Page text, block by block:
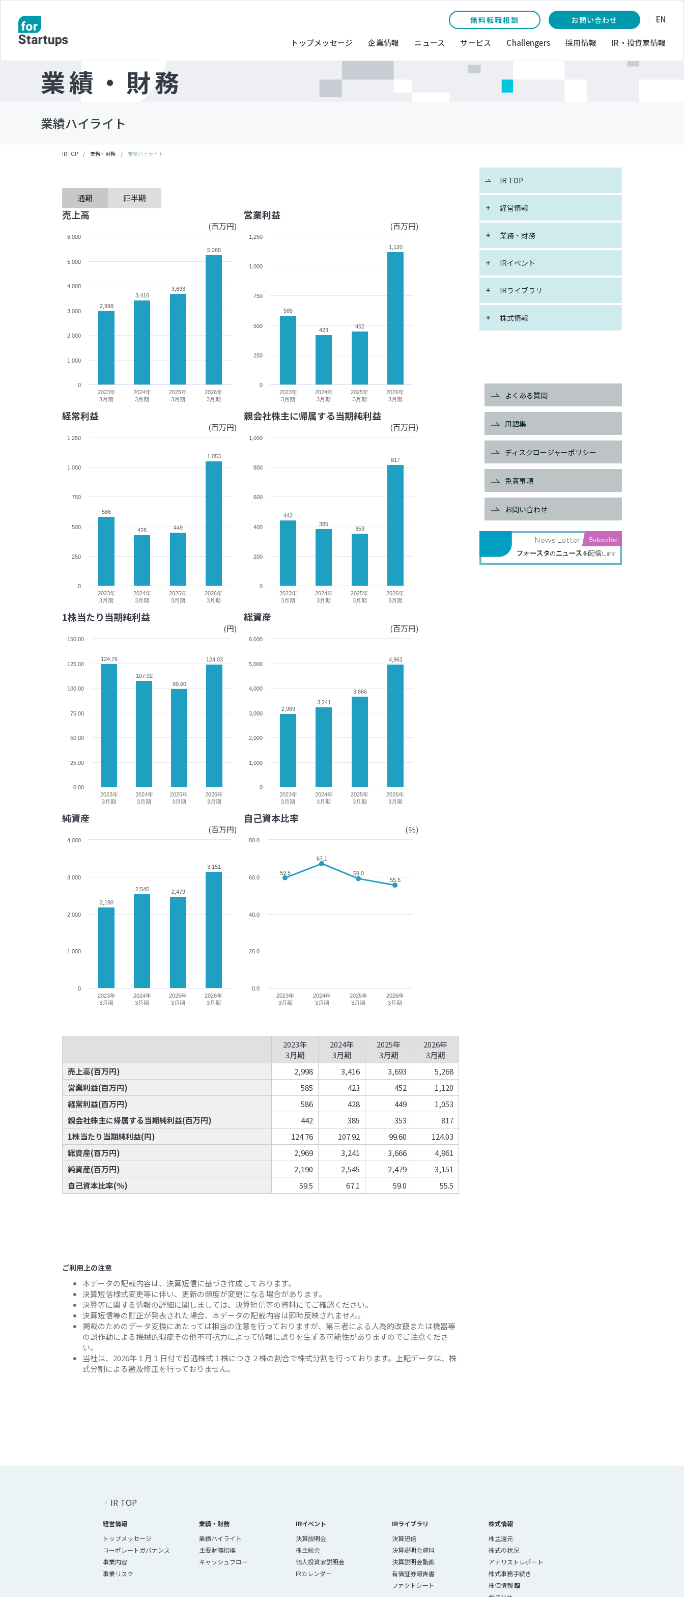
無料転職相談 お問い合わせ EN
トップメッセージ 企業情報 ニュース サービス Challengers 採用情報 IR・投資家情報
業績・財務
業績ハイライト
IR TOP / 業務・財務 / 業績ハイライト
通期 四半期
売上高
(百万円)
2,998
2,998
3,416
3,416
3,693
3,693
5,268
5,268
2023年
3月期
2024年
3月期
2025年
3月期
2026年
3月期
0
1,000
2,000
3,000
4,000
5,000
6,000
営業利益
(百万円)
585
585
423
423
452
452
1,120
1,120
2023年
3月期
2024年
3月期
2025年
3月期
2026年
3月期
0
250
500
750
1,000
1,250
経常利益
(百万円)
586
586
428
428 449
449
1,053
1,053
2023年
3月期
2024年
3月期
2025年
3月期
2026年
3月期
0
250
500
750
1,000
1,250
親会社株主に帰属する当期純利益
(百万円)
442
442
385
385
353
353
817
817
2023年
3月期
2024年
3月期
2025年
3月期
2026年
3月期
0
200
400
600
800
1,000
1株当たり当期純利益
(円)
124.76
124.76
107.92
107.92
99.60
99.60
124.03
124.03
2023年
3月期
2024年
3月期
2025年
3月期
2026年
3月期
0.00
25.00
50.00
75.00
100.00
125.00
150.00
総資産
(百万円)
2,969
2,969
3,241
3,241
3,666
3,666
4,961
4,961
2023年
3月期
2024年
3月期
2025年
3月期
2026年
3月期
0
1,000
2,000
3,000
4,000
5,000
6,000
純資産
(百万円)
2,190
2,190
2,545
2,545 2,479
2,479
3,151
3,151
2023年
3月期
2024年
3月期
2025年
3月期
2026年
3月期
0
1,000
2,000
3,000
4,000
自己資本比率
(％)
59.5
59.5
67.1
67.1
59.0
59.0
55.5
55.5
2023年
3月期
2024年
3月期
2025年
3月期
2026年
3月期
0.0
20.0
40.0
60.0
80.0
2023年
3月期
2024年
3月期
2025年
3月期
2026年
3月期
売上高(百万円)
2,998 3,416 3,693
5,268
営業利益(百万円)
585 423 452
1,120
経常利益(百万円)
586 428 449
1,053
親会社株主に帰属する当期純利益(百万円)
442 385 353
817
1株当たり当期純利益(円)
124.76 107.92 99.60
124.03
総資産(百万円)
2,969 3,241 3,666
4,961
純資産(百万円)
2,190 2,545 2,479
3,151
自己資本比率(％)
59.5 67.1 59.0 55.5
ご利用上の注意
本データの記載内容は、決算短信に基づき作成しております。
決算短信様式変更等に伴い、更新の頻度が変更になる場合があります。
決算等に関する情報の詳細に関しましては、決算短信等の資料にてご確認ください。
決算短信等の訂正が発表された場合、本データの記載内容は即時反映されません。
掲載のためのデータ変換にあたっては相当の注意を行っておりますが、第三者による人為的改竄または機器等
の誤作動による機械的瑕疵その他不可抗力によって情報に誤りを生ずる可能性がありますのでご注意くださ
い。
当社は、2026年１月１日付で普通株式１株につき２株の割合で株式分割を行っております。上記データは、株
式分割による遡及修正を行っておりません。
IR TOP
経営情報
業務・財務
IRイベント
IRライブラリ
株式情報
よくある質問
用語集
ディスクロージャーポリシー
免責事項
お問い合わせ
IR TOP
経営情報
トップメッセージ
コーポレートガバナンス
事業内容
事業リスク
業績・財務
業績ハイライト
主要財務指標
キャッシュフロー
IRイベント
決算説明会
株主総会
個人投資家説明会
IRカレンダー
IRライブラリ
決算短信
決算説明会資料
決算説明会動画
有価証券報告書
ファクトシート
株式情報
株主還元
株式の状況
アナリストレポート
株式事務手続き
株価情報 